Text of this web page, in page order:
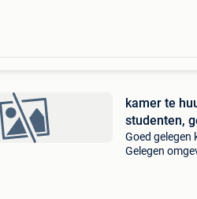
kamer te
studenten,
Goed gelegen
Gelegen